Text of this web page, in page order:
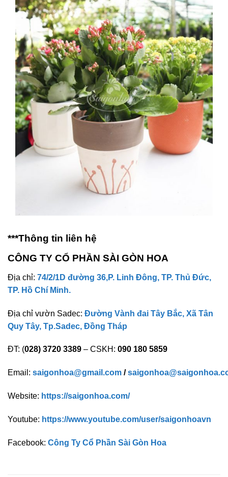
***Thông tin liên hệ
CÔNG TY CỔ PHẦN SÀI GÒN HOA
Địa chỉ: 74/2/1D đường 36,P. Linh Đông, TP. Thủ Đức,
TP. Hồ Chí Minh.
Địa chỉ vườn Sadec: Đường Vành đai Tây Bắc, Xã Tân
Quy Tây, Tp.Sadec, Đồng Tháp
ĐT: (028) 3720 3389 – CSKH: 090 180 5859
Email: saigonhoa@gmail.com /
Website: https://saigonhoa.com/
Youtube: https://www.youtube.com/user/saigonhoavn
Facebook: Công Ty Cổ Phần Sài Gòn Hoa